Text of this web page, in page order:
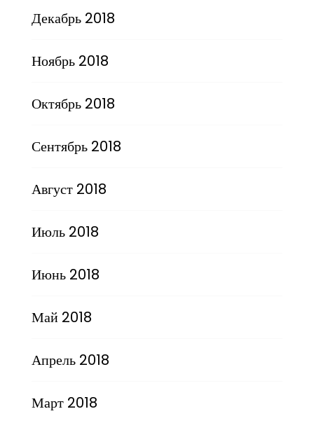
Декабрь 2018
Ноябрь 2018
Октябрь 2018
Сентябрь 2018
Август 2018
Июль 2018
Июнь 2018
Май 2018
Апрель 2018
Март 2018